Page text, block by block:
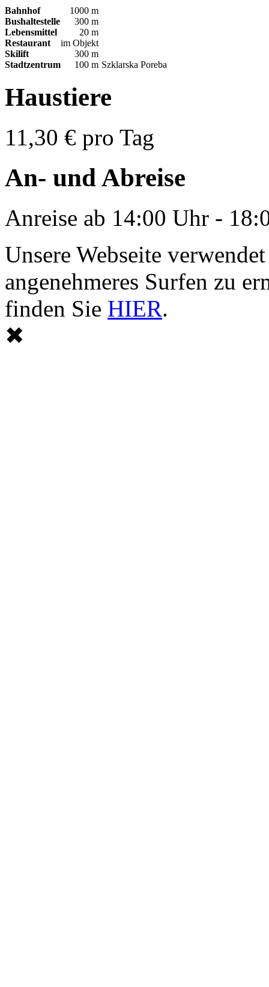
Bahnhof
1000 m
Bushaltestelle
300 m
Lebensmittel
20 m
Restaurant
im Objekt
Skilift
300 m
Stadtzentrum
100 m Szklarska Poreba
Haustiere
11,30 € pro Tag
An- und Abreise
Anreise ab 14:00 Uhr -
Unsere Webseite
angenehmeres Surfen zu
finden Sie HIER.
✖